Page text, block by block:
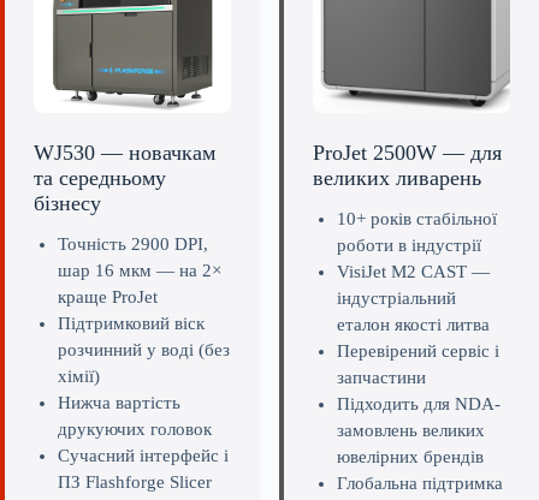
WJ530 — новачкам
та середньому
бізнесу
Точність 2900 DPI,
шар 16 мкм — на 2×
краще ProJet
Підтримковий віск
розчинний у воді (без
хімії)
Нижча вартість
друкуючих головок
Сучасний інтерфейс і
ПЗ Flashforge Slicer
ProJet 2500W — для
великих ливарень
10+ років стабільної
роботи в індустрії
VisiJet M2 CAST —
індустріальний
еталон якості литва
Перевірений сервіс і
запчастини
Підходить для NDA-
замовлень великих
ювелірних брендів
Глобальна підтримка